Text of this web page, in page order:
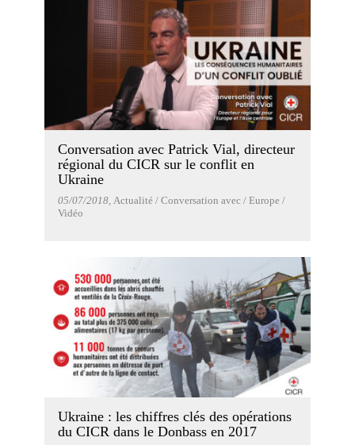
Conversation avec Patrick Vial, directeur
régional du CICR sur le conflit en
Ukraine
05/07/2018, Actualité / Conversation avec / Europe /
Vidéo
Ukraine : les chiffres clés des opérations
du CICR dans le Donbass en 2017